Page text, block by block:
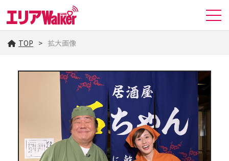
TOP 拡大画像